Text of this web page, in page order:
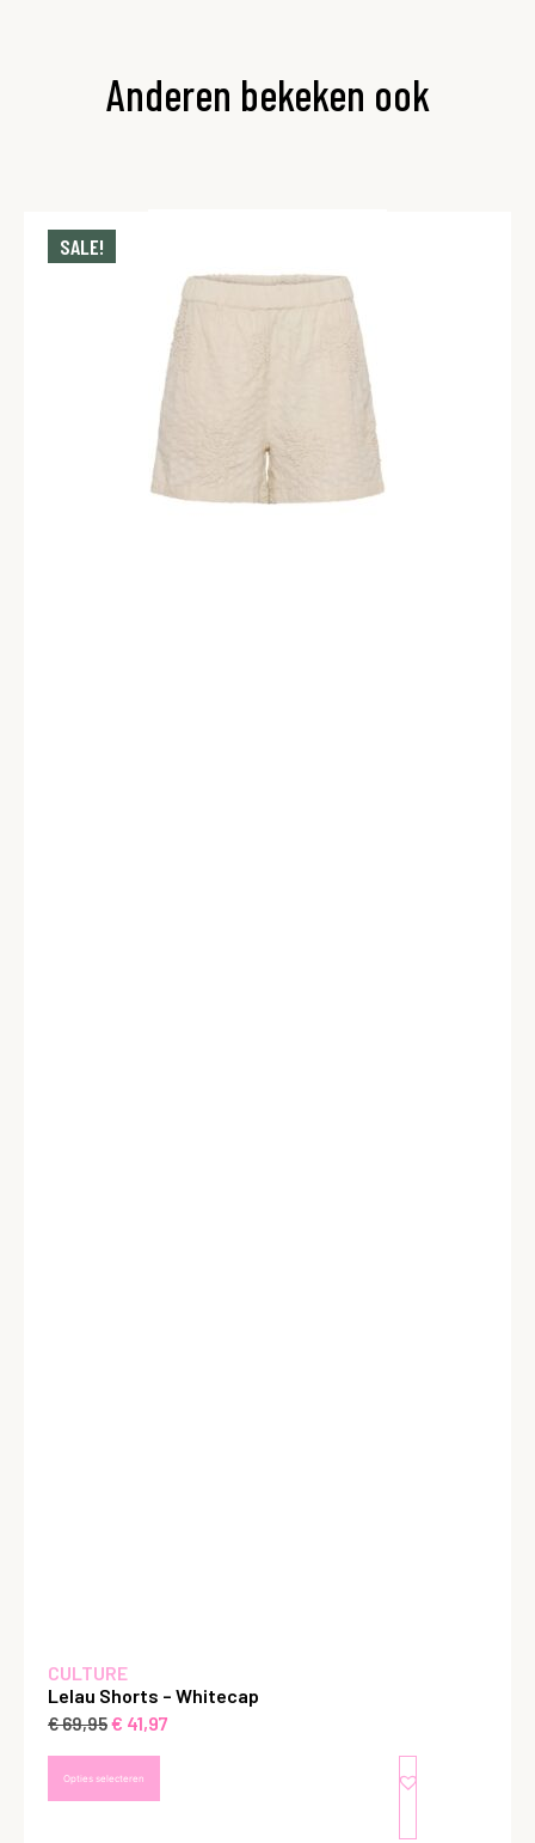
Anderen bekeken ook
SALE!
CULTURE
Lelau Shorts – Whitecap
€69,95€ 41,97
Opties selecteren